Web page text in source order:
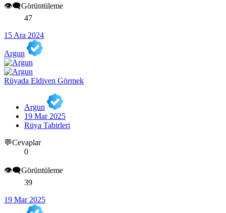
👁️‍🗨️Görüntüleme
47
15 Ara 2024
Argun
Rüyada Eldiven Görmek
Argun
19 Mar 2025
Rüya Tabirleri
💬Cevaplar
0
👁️‍🗨️Görüntüleme
39
19 Mar 2025